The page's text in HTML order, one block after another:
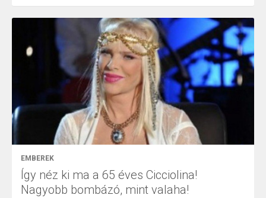
EMBEREK
Így néz ki ma a 65 éves Cicciolina!
Nagyobb bombázó, mint valaha!